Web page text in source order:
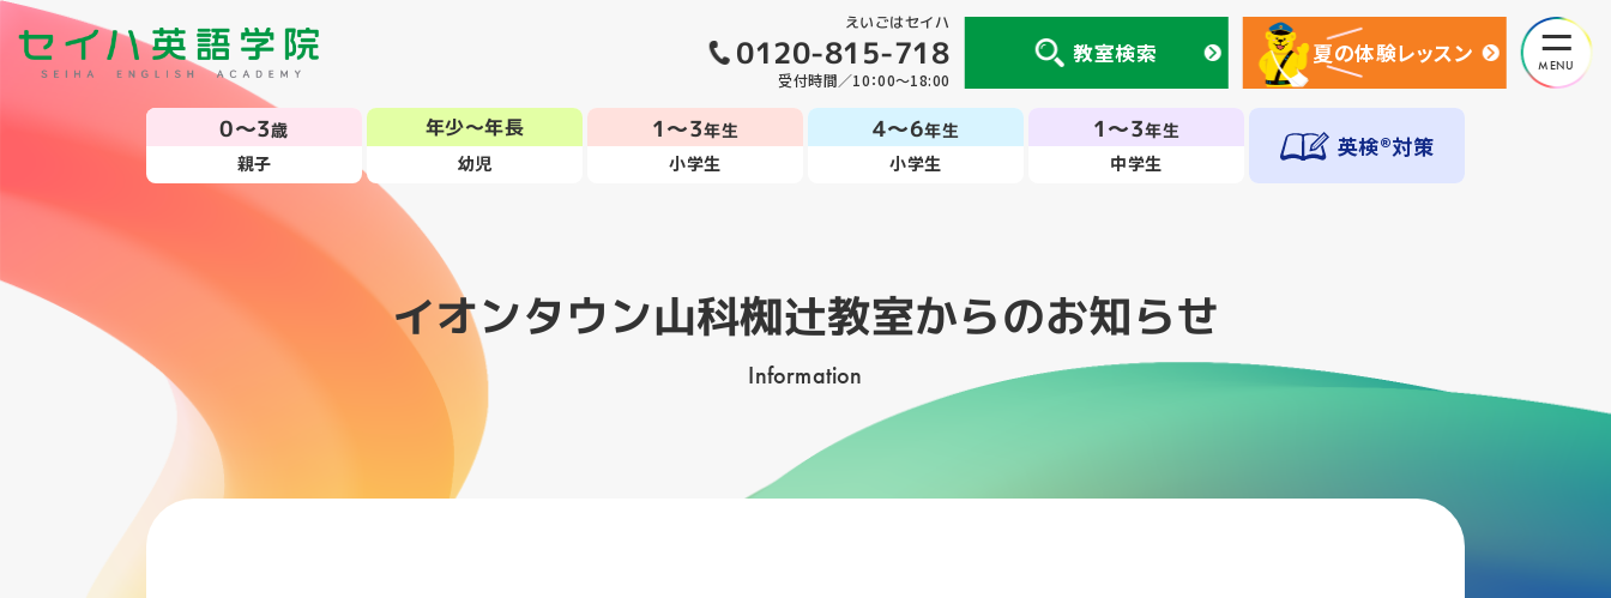
えいごはセイハ
0120-815-718
受付時間／10：00～18:00
教室検索
夏の体験レッスン
夏の体験レッスン
0～3歳
親子
年少～年長
幼児
1～3年生
小学生
4～6年生
小学生
1～3年生
中学生
英検®対策
イオンタウン山科椥辻教室からのお知らせ
Information